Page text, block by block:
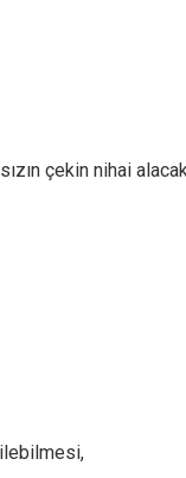
çekin nihai